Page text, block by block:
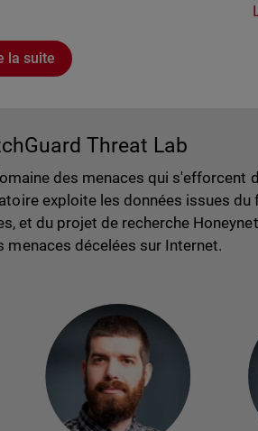
la suite
Threat Lab
des menaces qui s'efforcent
exploite les données issues du
et du projet de recherche
décelées sur Internet.